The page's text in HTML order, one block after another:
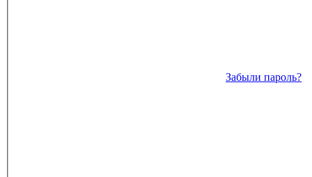
Забыли пароль?